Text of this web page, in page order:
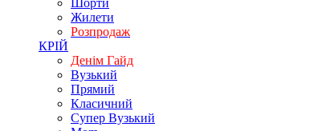
Шорти
Жилети
Розпродаж
КРІЙ
Денім Гайд
Вузький
Прямий
Класичний
Супер Вузький